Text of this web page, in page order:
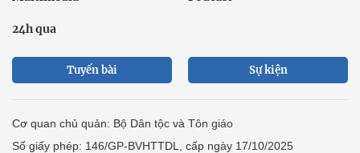
24h qua
Tuyến bài Sự kiện
Cơ quan chủ quản: Bộ Dân tộc và Tôn giáo
Số giấy phép: 146/GP-BVHTTDL, cấp ngày 17/10/2025